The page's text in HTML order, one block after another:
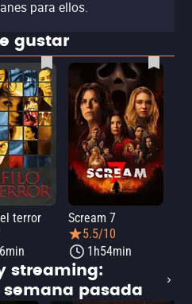
para ellos.
gustar
terror
Scream 7
5.5/10
1h54min
streaming:
pasada